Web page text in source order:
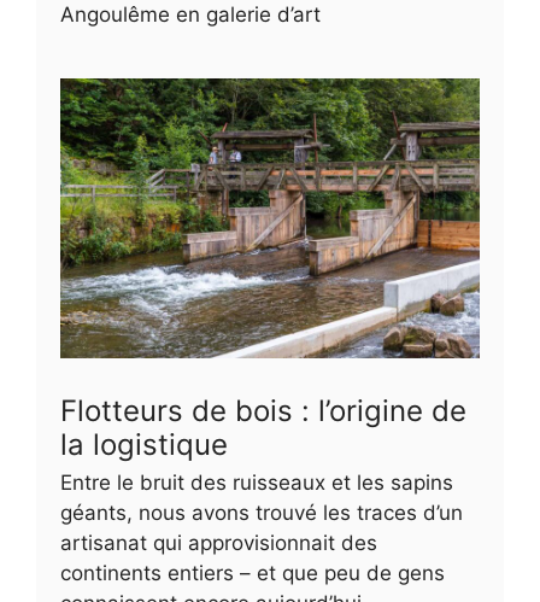
Angoulême en galerie d’art
Flotteurs de bois : l’origine de
la logistique
Entre le bruit des ruisseaux et les sapins
géants, nous avons trouvé les traces d’un
artisanat qui approvisionnait des
continents entiers – et que peu de gens